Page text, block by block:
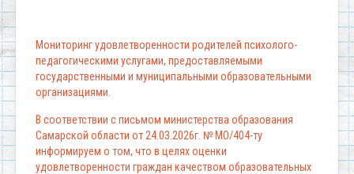
Мониторинг удовлетворенности родителей психолого-
педагогическими услугами, предоставляемыми
государственными и муниципальными образовательными
организациями.
В соответствии с письмом министерства образования
Самарской области от 24.03.2026г. № МО/404-ту
информируем о том, что в целях оценки
удовлетворенности граждан качеством образовательных